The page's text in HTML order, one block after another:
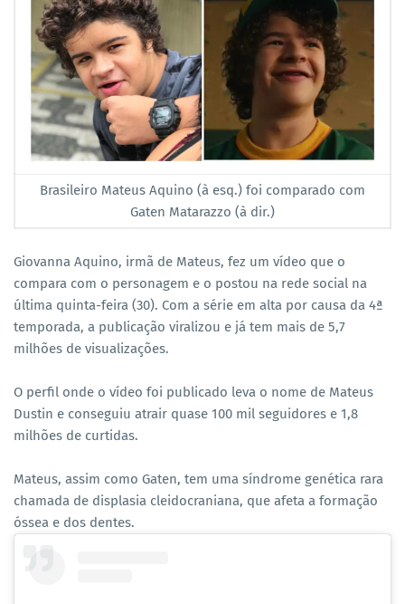
Brasileiro Mateus Aquino (à esq.) foi comparado com
Gaten Matarazzo (à dir.)
Giovanna Aquino, irmã de Mateus, fez um vídeo que o
compara com o personagem e o postou na rede social na
última quinta-feira (30). Com a série em alta por causa da 4ª
temporada, a publicação viralizou e já tem mais de 5,7
milhões de visualizações.
O perfil onde o vídeo foi publicado leva o nome de Mateus
Dustin e conseguiu atrair quase 100 mil seguidores e 1,8
milhões de curtidas.
Mateus, assim como Gaten, tem uma síndrome genética rara
chamada de displasia cleidocraniana, que afeta a formação
óssea e dos dentes.